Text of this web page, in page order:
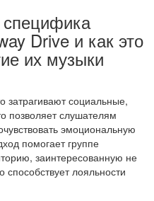
Drive и как это
их музыки
затрагивают социальные,
позволяет слушателям
эмоциональную
помогает группе
заинтересованную не
способствует лояльности